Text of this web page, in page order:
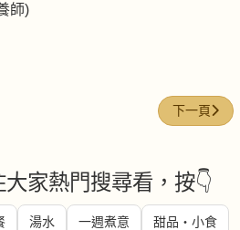
師)
喝火鍋湯 下一篇文
下一頁
家熱門搜尋看，按👇
湯水 一週煮意 甜品・小食